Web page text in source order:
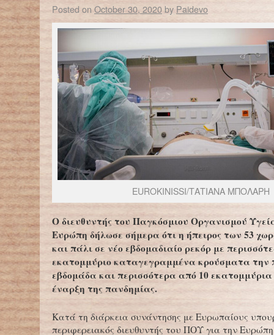
Posted on October 30, 2020 by Paidevo
EUROKINISSI/ΤΑΤΙΑΝΑ ΜΠΟΛΑΡΗ
Ο διευθυντής του Παγκόσμιου Οργανισμού
Ευρώπη δήλωσε σήμερα ότι η ήπειρος των 53
και πάλι σε νέο εβδομαδιαίο ρεκόρ με
εκατομμύριο καταγεγραμμένα κρούσματα την
εβδομάδα και περισσότερα από 10
έναρξη της πανδημίας.
Κατά τη διάρκεια συνάντησης με Ευρωπαίους
περιφερειακός διευθυντής του ΠΟΥ για την